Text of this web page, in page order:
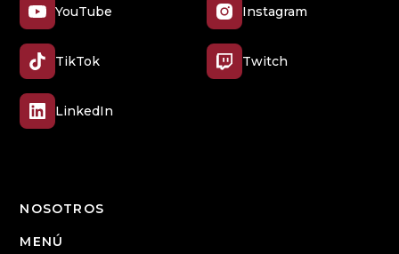
YouTube Instagram
TikTok Twitch
LinkedIn
NOSOTROS
MENÚ